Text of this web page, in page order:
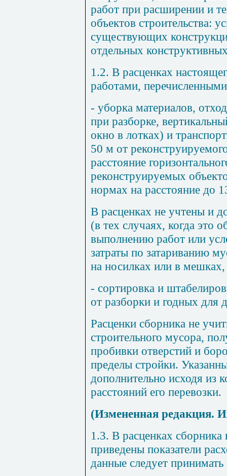
работ при расширении и
объектов строительства:
существующих
отдельных
1.2. В расценках
работами,
- уборка материалов,
при разборке,
окно в лотках) и
50 м от
расстояние
реконструируемых
нормах на расстояние до
В расценках не учтены и
(в тех случаях, когда это
выполнению работ или
затраты по затариванию
на носилках или в
- сортировка и
от разборки и годных для
Расценки сборника не
строительного мусора,
пробивки отверстий и
пределы стройки.
дополнительно исходя из
расстояний его перевозки.
(Измененная редакция.
1.3. В расценках сборника
приведены показатели
данные следует